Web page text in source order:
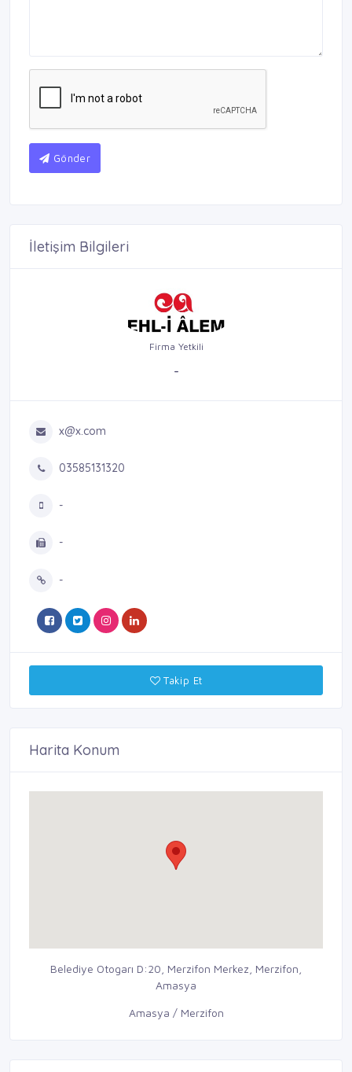
Gönder
İletişim Bilgileri
Firma Yetkili
-
x@x.com
03585131320
-
-
-
Takip Et
Harita Konum
Belediye Otogarı D:20, Merzifon Merkez, Merzifon,
Amasya
Amasya / Merzifon